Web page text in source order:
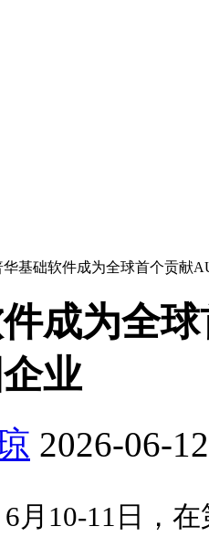
华基础软件成为全球首个贡献
成为全
业
2026-06-
月10-11日，